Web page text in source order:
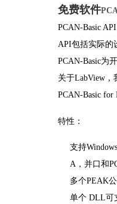
免费软件
PCAN-Basic
API包括实际的
PCAN-Basic为
关于LabView
PCAN-Basic
特性：
支持
A，并口和
多个PEAK
单个 DLL可